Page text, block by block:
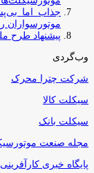
جذاب اما
موتورسواران
پیشنهاد طرح
وب‌گردی
شرکت چترا محرک
سیکلت کالا
سیکلت بانک
مجله صنعت
پایگاه خبری